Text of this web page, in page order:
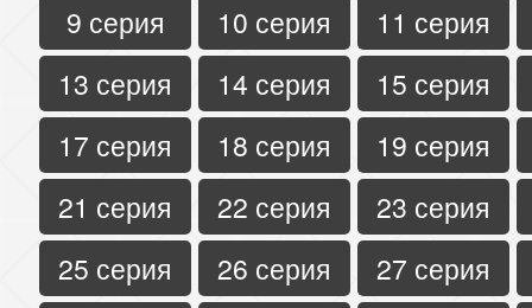
9 серия
10 серия
11 серия
13 серия
14 серия
15 серия
17 серия
18 серия
19 серия
21 серия
22 серия
23 серия
25 серия
26 серия
27 серия